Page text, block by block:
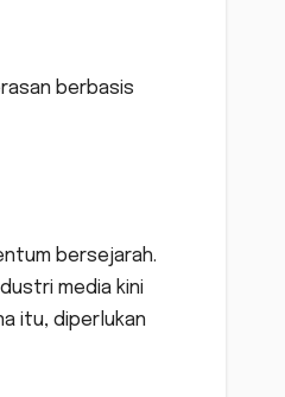
berbasis
bersejarah.
media kini
itu, diperlukan